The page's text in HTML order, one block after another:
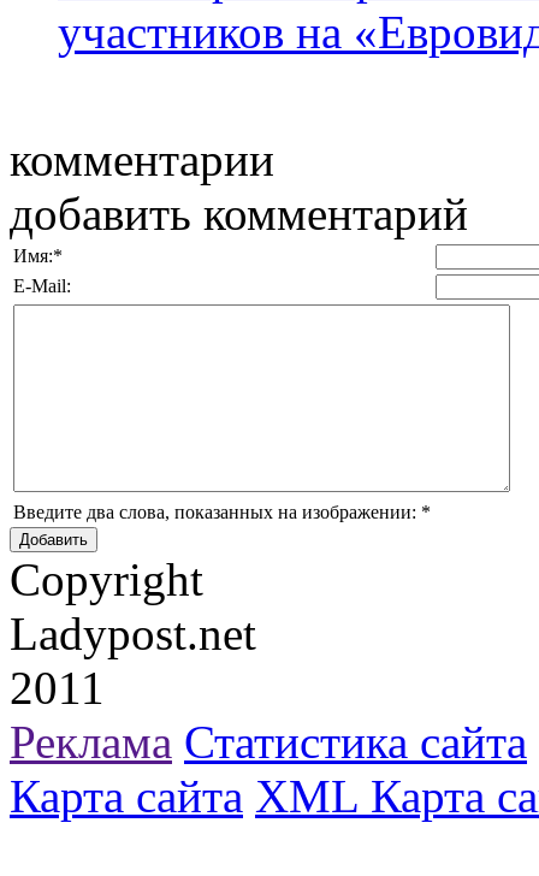
участников на
комментарии
добавить комментарий
Имя:*
E-Mail:
Введите два слова, показанных на изображении: *
Copyright
Ladypost.net
2011
Реклама Статистика сайта
Карта сайта XML Карта